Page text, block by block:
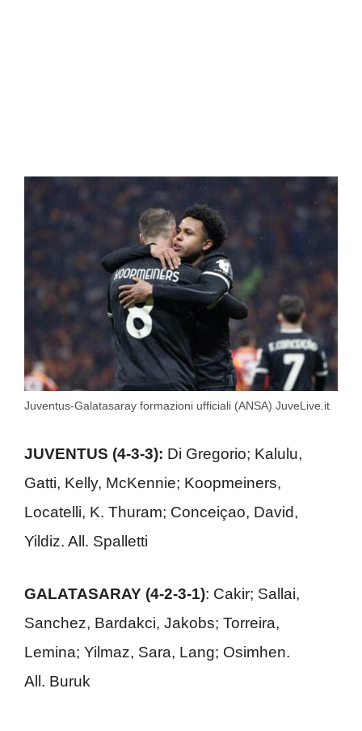
Juventus-Galatasaray formazioni ufficiali (ANSA) JuveLive.it
JUVENTUS (4-3-3): Di Gregorio; Kalulu,
Gatti, Kelly, McKennie; Koopmeiners,
Locatelli, K. Thuram; Conceiçao, David,
Yildiz. All. Spalletti
GALATASARAY (4-2-3-1): Cakir; Sallai,
Sanchez, Bardakci, Jakobs; Torreira,
Lemina; Yilmaz, Sara, Lang; Osimhen.
All. Buruk